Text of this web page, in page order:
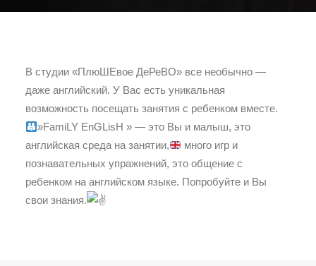
В студии «ПлюШЕвое ДеРеВО» все необычно —
даже английский. У Вас есть уникальная
возможность посещать занятия с ребенком вместе.
»FamiLY EnGLisH » — это Вы и малыш, это
английская среда на занятии,
много игр и
познавательных упражнений, это общение с
ребенком на английском языке. Попробуйте и Вы
свои знания.